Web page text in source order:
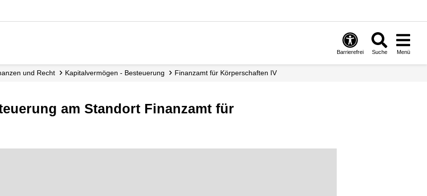
Barrierefrei Suche Menü
und Recht Kapitalvermögen - Besteuerung Finanzamt für Körperschaften IV
am Standort Finanzamt für